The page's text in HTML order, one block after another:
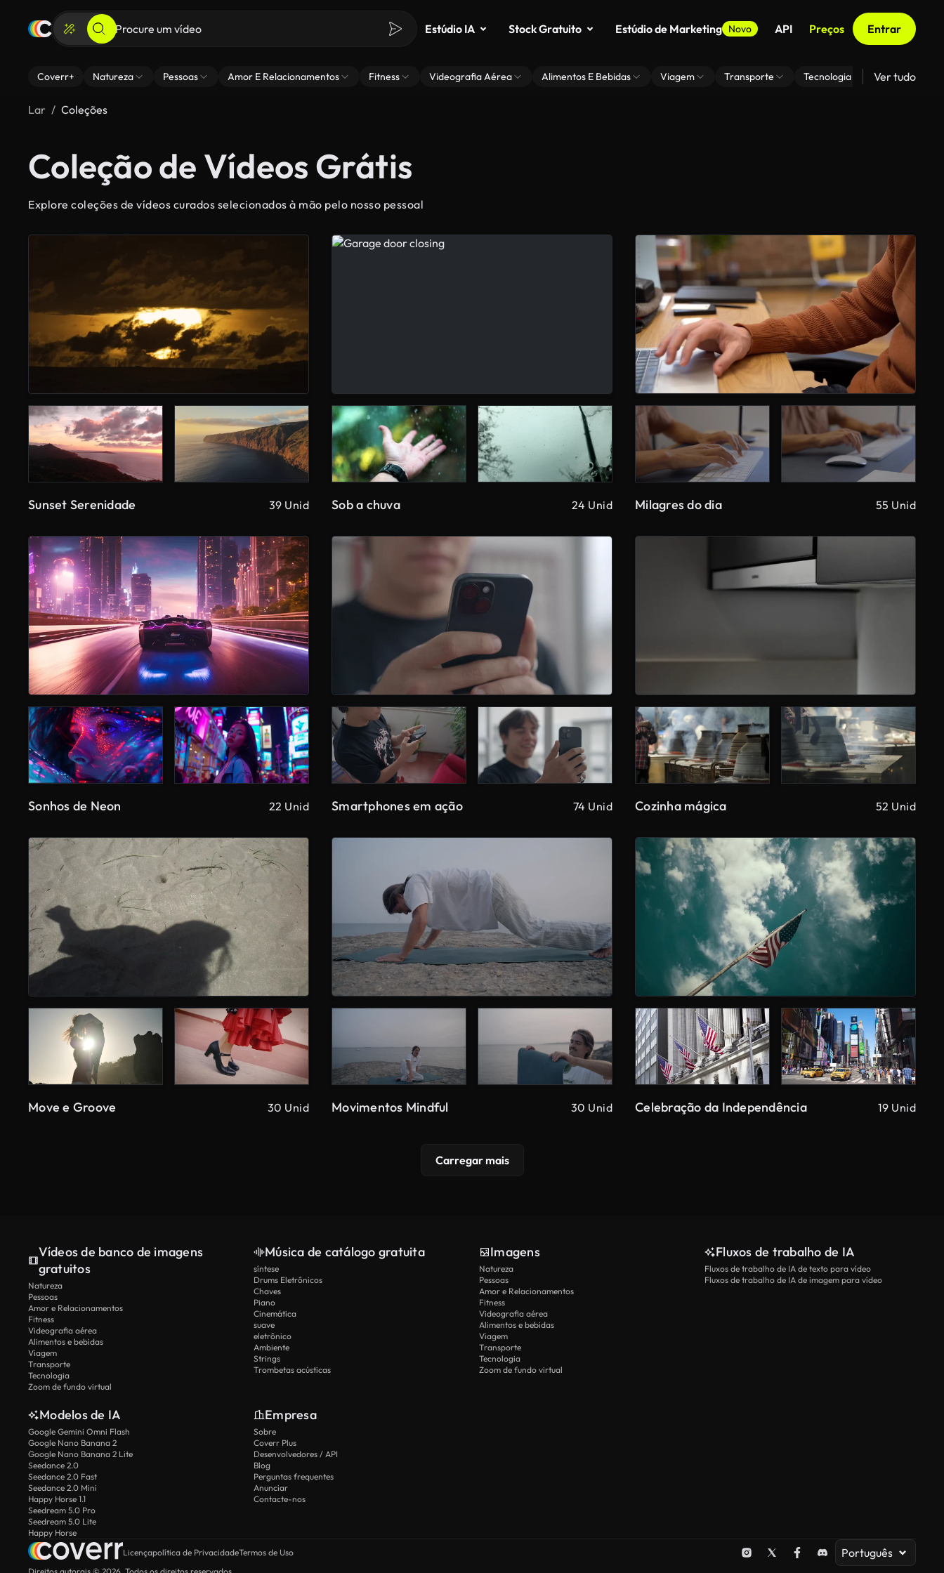
Estúdio IA Stock Gratuito Estúdio de Marketing Novo API Preços Entrar
Coverr+ Natureza Pessoas Amor E Relacionamentos Fitness Videografia Aérea Alimentos E Bebidas Viagem Transporte Tecnologia Zoom De
Ver tudo
Lar Coleções
Coleção de Vídeos Grátis
Explore coleções de vídeos curados selecionados à mão pelo nosso pessoal
Sunset Serenidade 39 Unid Sob a chuva 24 Unid Milagres do dia 55 Unid
Sonhos de Neon 22 Unid Smartphones em ação 74 Unid Cozinha mágica 52 Unid
Move e Groove 30 Unid Movimentos Mindful 30 Unid Celebração da Independência 19 Unid
Carregar mais
Vídeos de banco de imagens
gratuitos
Natureza
Pessoas
Amor e Relacionamentos
Fitness
Videografia aérea
Alimentos e bebidas
Viagem
Transporte
Tecnologia
Zoom de fundo virtual
Música de catálogo gratuita
síntese
Drums Eletrônicos
Chaves
Piano
Cinemática
suave
eletrônico
Ambiente
Strings
Trombetas acústicas
Imagens
Natureza
Pessoas
Amor e Relacionamentos
Fitness
Videografia aérea
Alimentos e bebidas
Viagem
Transporte
Tecnologia
Zoom de fundo virtual
Fluxos de trabalho de IA
Fluxos de trabalho de IA de texto para vídeo
Fluxos de trabalho de IA de imagem para vídeo
Modelos de IA
Google Gemini Omni Flash
Google Nano Banana 2
Google Nano Banana 2 Lite
Seedance 2.0
Seedance 2.0 Fast
Seedance 2.0 Mini
Happy Horse 1.1
Seedream 5.0 Pro
Seedream 5.0 Lite
Happy Horse
Empresa
Sobre
Coverr Plus
Desenvolvedores / API
Blog
Perguntas frequentes
Anunciar
Contacte-nos
Licençapolítica de PrivacidadeTermos de Uso Português